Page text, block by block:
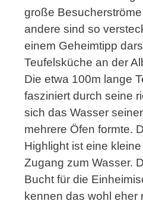
große
andere sind so
einem Geheimtipp
Teufelsküche an der
Die etwa 100m lange
fasziniert durch seine
sich das Wasser
mehrere Öfen formte.
Highlight ist eine
Zugang zum Wasser.
Bucht für die
kennen das wohl eher